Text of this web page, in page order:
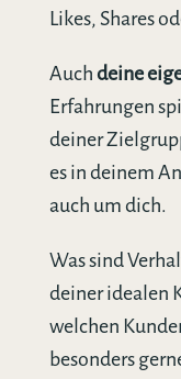
Likes, Shares
Auch deine
Erfahrungen
deiner
es in deinem
auch um dich.
Was sind
deiner idealen
welchen
besonders